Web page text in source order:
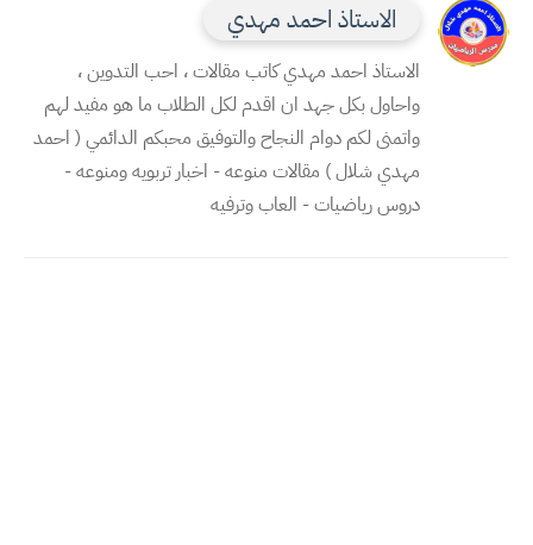
الاستاذ احمد مهدي
الاستاذ احمد مهدي كاتب مقالات ، احب التدوين ،
واحاول بكل جهد ان اقدم لكل الطلاب ما هو مفيد لهم
واتمنى لكم دوام النجاح والتوفيق محبكم الدائمي ( احمد
مهدي شلال ) مقالات منوعه - اخبار تربويه ومنوعه -
دروس رياضيات - العاب وترفيه